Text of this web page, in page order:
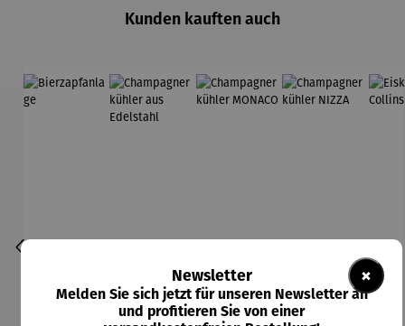
Kunden kauften auch
×
Newsletter
Melden Sie sich jetzt für unseren Newsletter an
und profitieren Sie von einer